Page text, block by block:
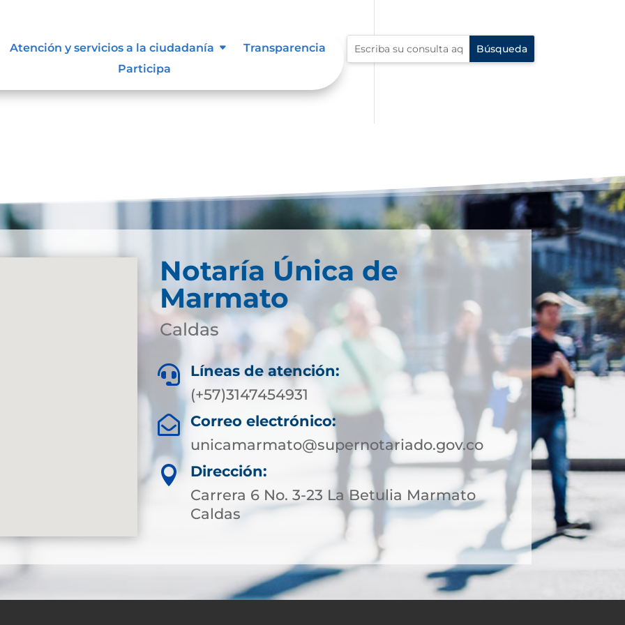
Atención y servicios a la ciudadanía
Transparencia
Participa
niñas y adolescentes
Notaría Única de
Marmato
Caldas

Líneas de atención:
(+57)3147454931

Correo electrónico:
unicamarmato@supernotariado.gov.co

Dirección:
Carrera 6 No. 3-23 La Betulia Marmato
Caldas